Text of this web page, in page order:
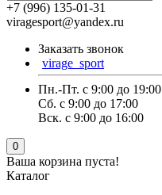
+7 (996) 135-01-31
viragesport@yandex.ru
Заказать звонок
virage_sport
Пн.-Пт. с 9:00 до 19:00
Сб. с 9:00 до 17:00
Вск. с 9:00 до 16:00
0
Ваша корзина пуста!
Каталог